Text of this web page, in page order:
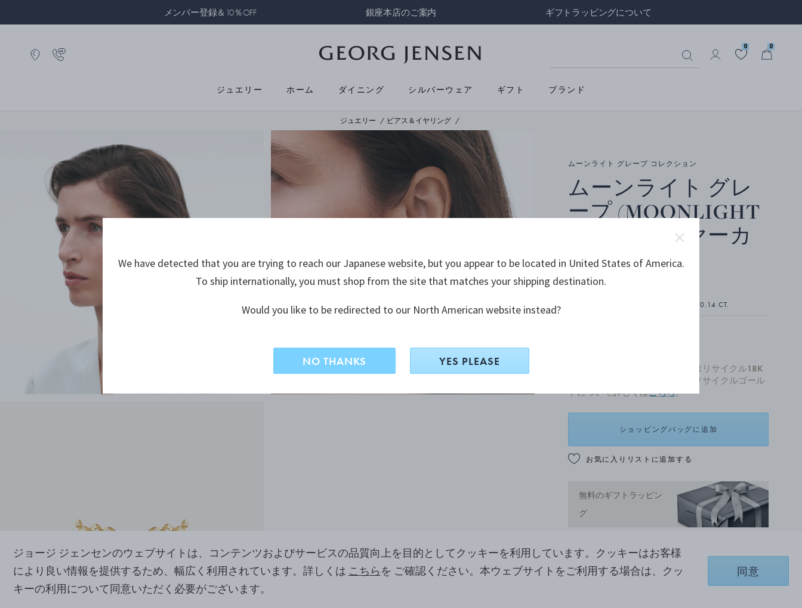
メンバー登録＆10％OFF 銀座本店のご案内 ギフトラッピングについて
0 0
ジュエリー ホーム ダイニング シルバーウェア ギフト ブランド
ジュエリー ピアス＆イヤリング
ムーンライト グレープ コレクション
ムーンライト グレ
ープ (MOONLIGHT
GRAPES) イヤーカ
フ
18Kイエローゴールド, ダイヤモンド, 0.14 CT.
全ての新作ゴールドジュエリーはリサイクル18K
ゴールドでつくられています。リサイクルゴール
ドについて詳しくはこちら。
ショッピングバッグに追加
お気に入りリストに追加する
無料のギフトラッピン
グ
18Kイエローゴールドに、手仕事でブリリアント
カット ダイヤモンドをセットしたイヤーカフ。装
いに一段とラグジュアリーな趣を添えます。 この
ジョージ ジェンセンのウェブサイトは、コンテンツおよびサービスの品質向上を目的としてクッキーを利用しています。クッキーはお客様
により良い情報を提供するため、幅広く利用されています。詳しくは こちら を ご確認ください。本ウェブサイトをご利用する場合は、クッ
キーの利用について同意いただく必要がございます。
同意
We have detected that you are trying to reach our Japanese website, but you appear to be located in United States of America.
To ship internationally, you must shop from the site that matches your shipping destination.
Would you like to be redirected to our North American website instead?
NO THANKS YES PLEASE